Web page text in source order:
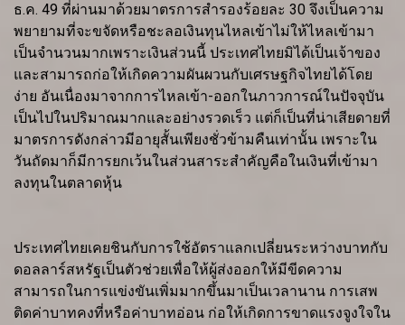
ธ.ค. 49 ที่ผ่านมาด้วยมาตรการสำรองร้อยละ 30 จึงเป็นความ
พยายามที่จะขจัดหรือชะลอเงินทุนไหลเข้าไม่ให้ไหลเข้ามา
เป็นจำนวนมากเพราะเงินส่วนนี้ ประเทศไทยมิได้เป็นเจ้าของ
และสามารถก่อให้เกิดความผันผวนกับเศรษฐกิจไทยได้โดย
ง่าย อันเนื่องมาจากการไหลเข้า-ออกในภาวการณ์ในปัจจุบัน
เป็นไปในปริมาณมากและอย่างรวดเร็ว แต่ก็เป็นที่น่าเสียดายที่
มาตรการดังกล่าวมีอายุสั้นเพียงชั่วข้ามคืนเท่านั้น เพราะใน
วันถัดมาก็มีการยกเว้นในส่วนสาระสำคัญคือในเงินที่เข้ามา
ลงทุนในตลาดหุ้น
ประเทศไทยเคยชินกับการใช้อัตราแลกเปลี่ยนระหว่างบาทกับ
ดอลลาร์สหรัฐเป็นตัวช่วยเพื่อให้ผู้ส่งออกให้มีขีดความ
สามารถในการแข่งขันเพิ่มมากขึ้นมาเป็นเวลานาน การเสพ
ติดค่าบาทคงที่หรือค่าบาทอ่อน ก่อให้เกิดการขาดแรงจูงใจใน